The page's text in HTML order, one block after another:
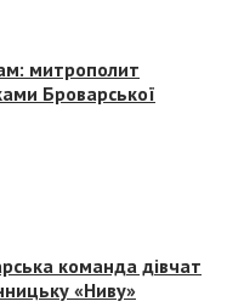
митрополит
Броварської
команда дівчат
«Ниву»